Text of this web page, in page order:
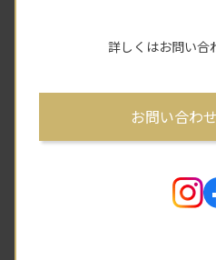
詳しくはお問い合
お問い合わ